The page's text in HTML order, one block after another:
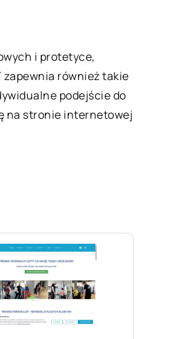
i protetyce,
również takie
podejście do
na stronie internetowej